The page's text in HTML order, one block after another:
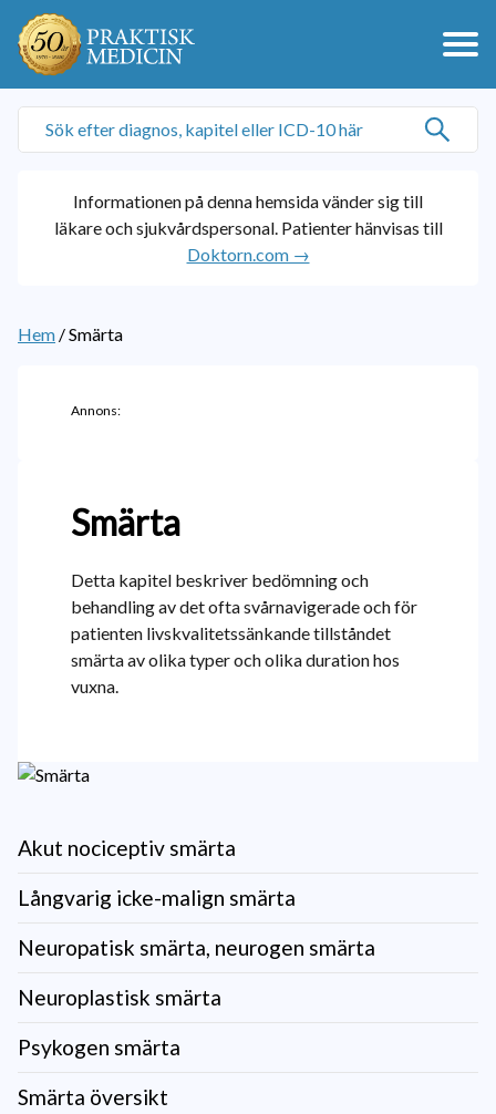
Informationen på denna hemsida vänder sig till
läkare och sjukvårdspersonal. Patienter hänvisas till
Doktorn.com →
Hem /Smärta
Annons:
Smärta
Detta kapitel beskriver bedömning och
behandling av det ofta svårnavigerade och för
patienten livskvalitetssänkande tillståndet
smärta av olika typer och olika duration hos
vuxna.
Akut nociceptiv smärta
Långvarig icke-malign smärta
Neuropatisk smärta, neurogen smärta
Neuroplastisk smärta
Psykogen smärta
Smärta översikt